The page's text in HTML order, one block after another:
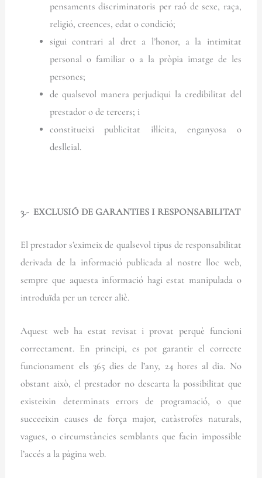
pensaments discriminatoris per raó de sexe, raça,
religió, creences, edat o condició;
sigui contrari al dret a l’honor, a la intimitat
personal o familiar o a la pròpia imatge de les
persones;
de qualsevol manera perjudiqui la credibilitat del
prestador o de tercers; i
constitueixi publicitat il·lícita, enganyosa o
deslleial.
3.- EXCLUSIÓ DE GARANTIES I RESPONSABILITAT
El prestador s’eximeix de qualsevol tipus de responsabilitat
derivada de la informació publicada al nostre lloc web,
sempre que aquesta informació hagi estat manipulada o
introduïda per un tercer aliè.
Aquest web ha estat revisat i provat perquè funcioni
correctament. En principi, es pot garantir el correcte
funcionament els 365 dies de l’any, 24 hores al dia. No
obstant això, el prestador no descarta la possibilitat que
existeixin determinats errors de programació, o que
succeeixin causes de força major, catàstrofes naturals,
vagues, o circumstàncies semblants que facin impossible
l’accés a la pàgina web.